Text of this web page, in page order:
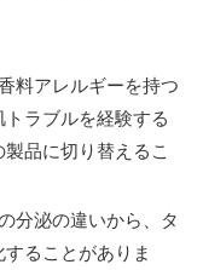
料アレルギーを持つ
ラブルを経験する
品に切り替えるこ
分泌の違いから、タ
ることがありま